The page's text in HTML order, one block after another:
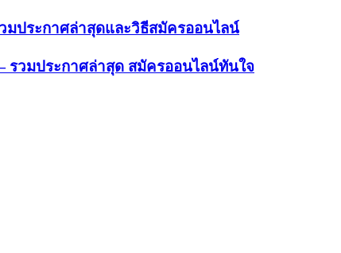
มประกาศล่าสุดและวิธีสมัครออนไลน์
รวมประกาศล่าสุด สมัครออนไลน์ทันใจ